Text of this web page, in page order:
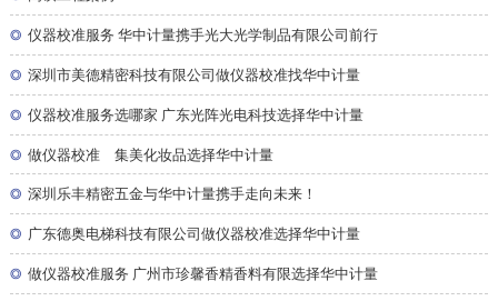
◎ 仪器校准服务 华中计量携手光大光学制品有限公司前行
◎ 深圳市美德精密科技有限公司做仪器校准找华中计量
◎ 仪器校准服务选哪家 广东光阵光电科技选择华中计量
◎ 做仪器校准 集美化妆品选择华中计量
◎ 深圳乐丰精密五金与华中计量携手走向未来！
◎ 广东德奥电梯科技有限公司做仪器校准选择华中计量
◎ 做仪器校准服务 广州市珍馨香精香料有限选择华中计量